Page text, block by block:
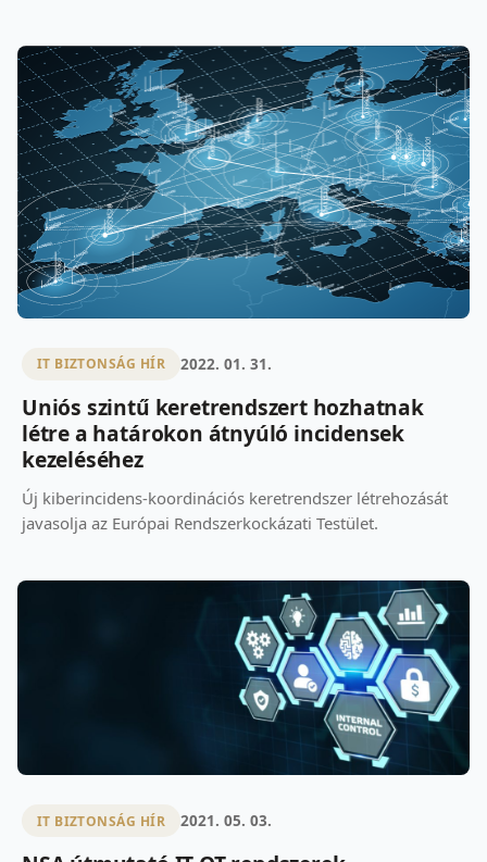
IT BIZTONSÁG HÍR 2022. 01. 31.
Uniós szintű keretrendszert hozhatnak
létre a határokon átnyúló incidensek
kezeléséhez
Új kiberincidens-koordinációs keretrendszer létrehozását
javasolja az Európai Rendszerkockázati Testület.
IT BIZTONSÁG HÍR 2021. 05. 03.